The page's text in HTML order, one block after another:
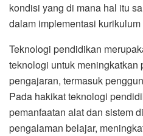
kondisi yang di mana hal itu
dalam implementasi kurikulum
Teknologi pendidikan
teknologi untuk meningkatkan
pengajaran, termasuk
Pada hakikat teknologi
pemanfaatan alat dan sistem
pengalaman belajar,